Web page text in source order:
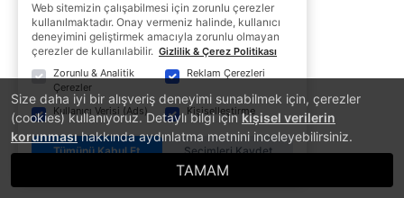
Size daha iyi bir alışveriş deneyimi sunabilmek için, çerezler
(cookies) kullanıyoruz. Detaylı bilgi içinkişisel verilerin
korunmasıhakkında aydınlatma metnini inceleyebilirsiniz.
TAMAM
Web sitemizin çalışabilmesi için zorunlu çerezler
kullanılmaktadır. Onay vermeniz halinde, kullanıcı
deneyimini geliştirmek amacıyla zorunlu olmayan
çerezler de kullanılabilir. Gizlilik & Çerez Politikası
Zorunlu & Analitik
Çerezler
Reklam Çerezleri
Kullanıcı Verisi (Ads) Kişiselleştirme
Tümünü Kabul Et Seçimleri Kaydet